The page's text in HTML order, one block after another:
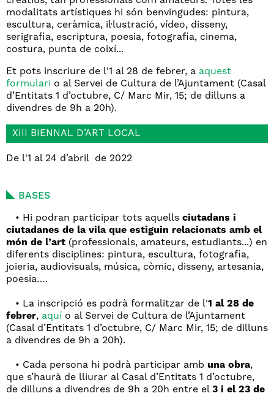
modalitats artístiques hi són benvingudes: pintura,
escultura, ceràmica, il·lustració, vídeo, disseny,
serigrafia, escriptura, poesia, fotografia, cinema,
costura, punta de coixí...
Et pots inscriure de l'1 al 28 de febrer, a aquest
formulari o al Servei de Cultura de l’Ajuntament (Casal
d’Entitats 1 d’octubre, C/ Marc Mir, 15; de dilluns a
divendres de 9h a 20h).
XIII BIENNAL D’ART LOCAL
De l'1 al 24 d’abril de 2022
BASES
• Hi podran participar tots aquells ciutadans i
ciutadanes de la vila que estiguin relacionats amb el
món de l’art (professionals, amateurs, estudiants...) en
diferents disciplines: pintura, escultura, fotografia,
joieria, audiovisuals, música, còmic, disseny, artesania,
poesia….
• La inscripció es podrà formalitzar de l'1 al 28 de
febrer, aquí o al Servei de Cultura de l’Ajuntament
(Casal d’Entitats 1 d’octubre, C/ Marc Mir, 15; de dilluns
a divendres de 9h a 20h).
• Cada persona hi podrà participar amb una obra,
que s’haurà de lliurar al Casal d’Entitats 1 d’octubre,
de dilluns a divendres de 9h a 20h entre el 3 i el 23 de